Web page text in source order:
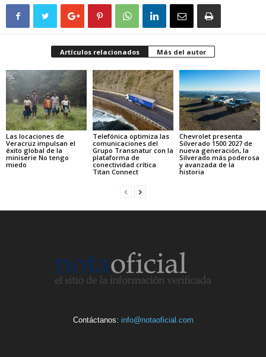
Artículos relacionados Más del autor
Las locaciones de
Veracruz impulsan el
éxito global de la
miniserie No tengo
miedo
Telefónica optimiza las
comunicaciones del
Grupo Transnatur con la
plataforma de
conectividad crítica
Titan Connect
Chevrolet presenta
Silverado 1500 2027 de
nueva generación, la
Silverado más poderosa
y avanzada de la
historia
Contáctanos: info@notaoficial.com